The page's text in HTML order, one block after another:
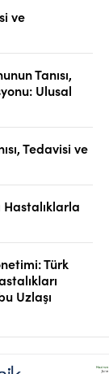
ve
Tanısı,
Ulusal
Tedavisi ve
Hastalıklarla
Türk
Uzlaşı